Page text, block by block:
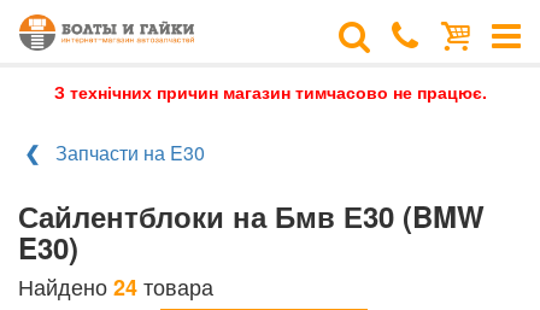
З технічних причин магазин тимчасово не працює.
Запчасти на E30
Сайлентблоки на Бмв Е30 (BMW
E30)
Найдено24товара